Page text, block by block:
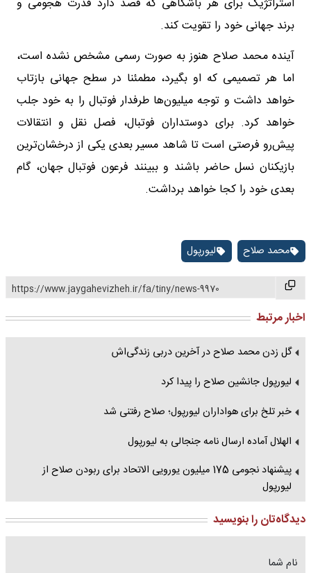
استراتژیک برای هر باشگاهی که قصد دارد قدرت هجومی و
برند جهانی خود را تقویت کند.
آینده محمد صلاح هنوز به صورت رسمی مشخص نشده است،
اما هر تصمیمی که او بگیرد، مطمئنا در سطح جهانی بازتاب
خواهد داشت و توجه میلیون‌ها طرفدار فوتبال را به خود جلب
خواهد کرد. برای دوستداران فوتبال، فصل نقل و انتقالات
پیش‌رو فرصتی است تا شاهد مسیر بعدی یکی از درخشان‌ترین
بازیکنان نسل حاضر باشند و ببینند فرعون فوتبال جهان، گام
بعدی خود را کجا خواهد برداشت.
محمد صلاح لیورپول
https://www.jaygahevizheh.ir/fa/tiny/news-9970
اخبار مرتبط
گل زدن محمد صلاح در آخرین دربی زندگی‌اش
لیورپول جانشین صلاح را پیدا کرد
خبر تلخ برای هواداران لیورپول؛ صلاح رفتنی شد
الهلال آماده ارسال نامه جنجالی به لیورپول
پیشنهاد نجومی 175 میلیون یورویی الاتحاد برای ربودن صلاح از
لیورپول
دیدگاه‌تان را بنویسید
نام شما